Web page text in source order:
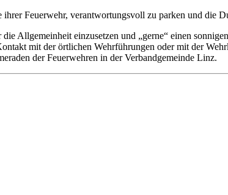
Feuerwehr, verantwortungsvoll zu parken und die
Allgemeinheit einzusetzen und „gerne“ einen
mit der örtlichen Wehrführungen oder mit der
der Feuerwehren in der Verbandgemeinde Linz.